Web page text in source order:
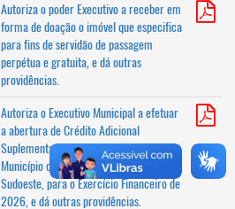
Autoriza o poder Executivo a receber em
forma de doação o imóvel que especifica
para fins de servidão de passagem
perpétua e gratuita, e dá outras
providências.
Autoriza o Executivo Municipal a efetuar
a abertura de Crédito Adicional
Suplementar no Orçamento geral do
Município de Nova Esperança do
Sudoeste, para o Exercício Financeiro de
2026, e dá outras providências.